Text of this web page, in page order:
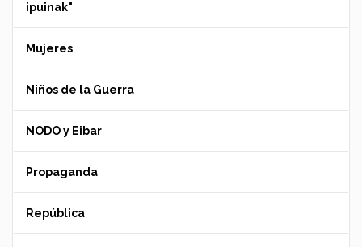
ipuinak"
Mujeres
Niños de la Guerra
NODO y Eibar
Propaganda
República